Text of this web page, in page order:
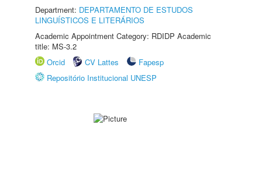
Department: DEPARTAMENTO DE ESTUDOS
LINGUÍSTICOS E LITERÁRIOS
Academic Appointment Category: RDIDP Academic
title: MS-3.2
Orcid
CV Lattes
Fapesp
Repositório Institucional UNESP